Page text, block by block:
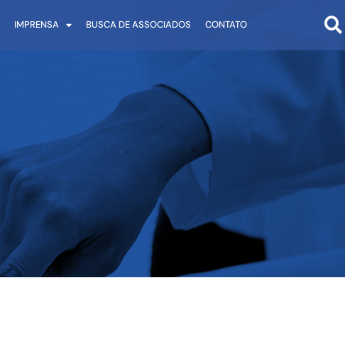
IMPRENSA BUSCA DE ASSOCIADOS CONTATO